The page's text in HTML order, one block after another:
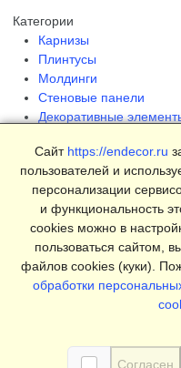
Категории
Карнизы
Плинтусы
Молдинги
Стеновые панели
Декоративные
Страницы
Интерьеры
Блог
Магазин
Условия продаж
© 2025
Сайт https://endecor.ru
пользователей и
персонализации
и функциональность
cookies можно в
пользоваться сайтом,
файлов cookies (куки).
обработки
Согласен